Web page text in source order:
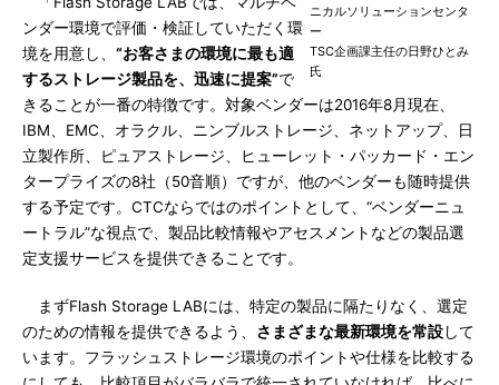
ニカルソリューションセンタ
ー
TSC企画課主任の日野ひとみ
氏
ンダー環境で評価・検証していただく環
境を用意し、 “お客さまの環境に最も適
するストレージ製品を、迅速に提案”で
きることが一番の特徴です。対象ベンダーは2016年8月現在、
IBM、EMC、オラクル、ニンブルストレージ、ネットアップ、日
立製作所、ピュアストレージ、ヒューレット・パッカード・エン
タープライズの8社（50音順）ですが、他のベンダーも随時提供
する予定です。CTCならではのポイントとして、“ベンダーニュ
ートラル”な視点で、製品比較情報やアセスメントなどの製品選
定支援サービスを提供できることです。
まずFlash Storage LABには、特定の製品に隔たりなく、選定
のための情報を提供できるよう、 さまざまな最新環境を常設して
います。フラッシュストレージ環境のポイントや仕様を比較する